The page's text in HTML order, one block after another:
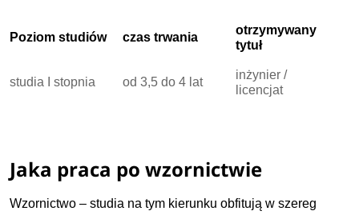
Poziom studiów czas trwania
otrzymywany
tytuł
studia I stopnia od 3,5 do 4 lat
inżynier /
licencjat
Jaka praca po wzornictwie
Wzornictwo – studia na tym kierunku obfitują w szereg